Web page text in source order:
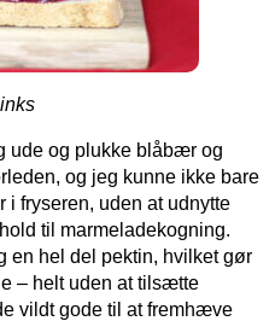
ude og plukke blåbær og
og jeg kunne ikke bare
fryseren, uden at udnytte
til marmeladekogning.
en hel del pektin, hvilket gør
– helt uden at tilsætte
vildt gode til at fremhæve